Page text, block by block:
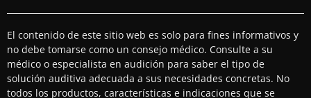
El contenido de este sitio web es solo para fines informativos y
no debe tomarse como un consejo médico. Consulte a su
médico o especialista en audición para saber el tipo de
solución auditiva adecuada a sus necesidades concretas. No
todos los productos, características e indicaciones que se